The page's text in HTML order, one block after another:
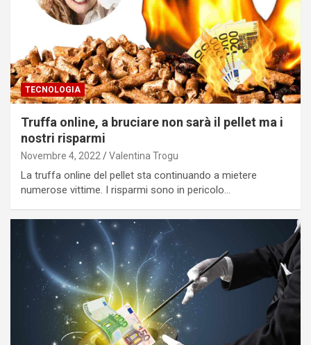
TECNOLOGIA
Truffa online, a bruciare non sarà il pellet ma i
nostri risparmi
Novembre 4, 2022 Valentina Trogu
La truffa online del pellet sta continuando a mietere
numerose vittime. I risparmi sono in pericolo…